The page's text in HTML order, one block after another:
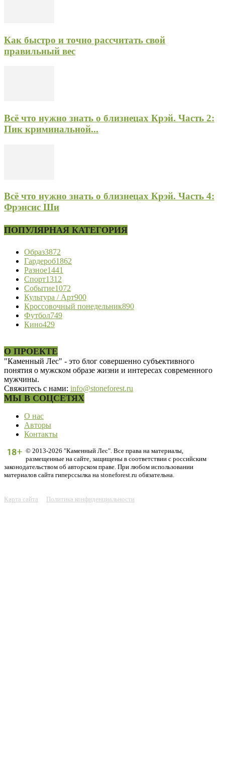
Как быстро и точно рассчитать свой
правильный вес
Всё что нужно знать о близнецах Крэй. Часть 2:
Пик криминальной...
Всё что нужно знать о близнецах Крэй. Часть 4:
Фрэнсис Ши
ПОПУЛЯРНАЯ КАТЕГОРИЯ
Образ3872
Гардероб1862
Разное1441
Спорт1312
Событие1072
Культура / Арт900
Кроссовочный понедельник890
Футбол749
Кино429
О ПРОЕКТЕ
"Каменный Лес" - это блог совершенно субъективного
понятия о мужском образе жизни и интересах современного
мужчины.
Свяжитесь с нами: info@stoneforest.ru
МЫ В СОЦСЕТЯХ
О нас
Авторы
Контакты
© 2013-2026 "Каменный Лес". Все права на материалы,
размещенные на сайте, защищены в соответствии с российским
законодательством об авторском праве. При любом использовании
материалов сайта гиперссылка на stoneforest.ru обязательна.
Карта сайта Политика конфиденциальности